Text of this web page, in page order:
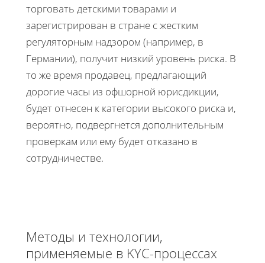
торговать детскими товарами и
зарегистрирован в стране с жестким
регуляторным надзором (например, в
Германии), получит низкий уровень риска. В
то же время продавец, предлагающий
дорогие часы из офшорной юрисдикции,
будет отнесен к категории высокого риска и,
вероятно, подвергнется дополнительным
проверкам или ему будет отказано в
сотрудничестве.
Методы и технологии,
применяемые в KYC-процессах